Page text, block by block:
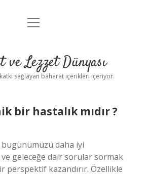
Anasayfa
Yasal Uyarı
menüyü
ve Lezzet Dünyası
sağlayan baharat içerikleri içeriyor.
bir hastalık mıdır ?
bugünümüzü daha iyi
geleceğe dair sorular sormak
perspektif kazandırır. Özellikle